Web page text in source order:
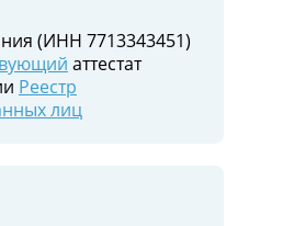
(ИНН 7713343451)
аттестат
Реестр
лиц